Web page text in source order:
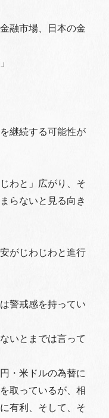
融市場、日本の金
継続する可能性が
わと」広がり、そ
らないと見る向き
がじわじわと進行
警戒感を持ってい
いとまでは言って
・米ドルの為替に
取っているが、相
有利、そして、そ